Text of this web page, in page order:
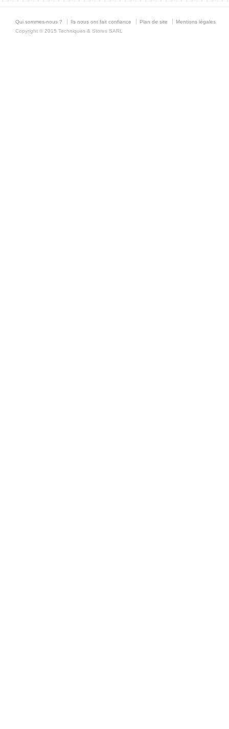
Qui sommes-nous ? Ils nous ont fait confiance Plan de site
Mentions légales
Copyright © 2015 Techniques & Stores SARL